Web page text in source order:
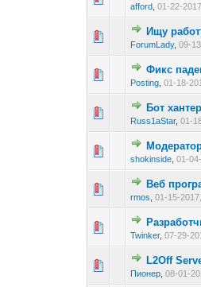
afford ,01-22-
Ищу
ForumLady,09-
Фикс
Posting ,01-18-
Бот хантер
Russ1aStar,01-
shokinside ,01-
Веб
rmos ,01-15-
Twinker,07-29-
L2Off
Пионер ,08-01-